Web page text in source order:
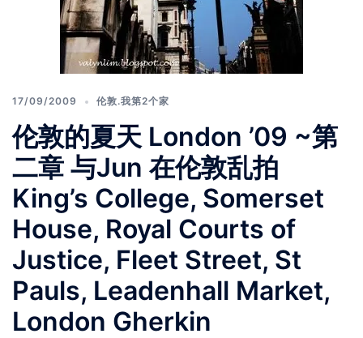
17/09/2009 伦敦.我第2个家
伦敦的夏天 London ’09 ~第
二章 与Jun 在伦敦乱拍
King’s College, Somerset
House, Royal Courts of
Justice, Fleet Street, St
Pauls, Leadenhall Market,
London Gherkin